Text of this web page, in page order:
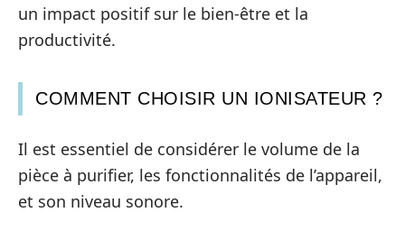
un impact positif sur le bien-être et la
productivité.
COMMENT CHOISIR UN IONISATEUR ?
Il est essentiel de considérer le volume de la
pièce à purifier, les fonctionnalités de l’appareil,
et son niveau sonore.